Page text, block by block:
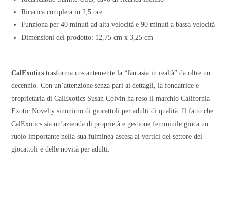
Ricarica completa in 2,5 ore
Funziona per 40 minuti ad alta velocità e 90 minuti a bassa velocità
Dimensioni del prodotto: 12,75 cm x 3,25 cm
CalExotics trasforma costantemente la “fantasia in realtà” da oltre un
decennio. Con un’attenzione senza pari ai dettagli, la fondatrice e
proprietaria di CalExotics Susan Colvin ha reso il marchio California
Exotic Novelty sinonimo di giocattoli per adulti di qualità. Il fatto che
CalExotics sia un’azienda di proprietà e gestione femminile gioca un
ruolo importante nella sua fulminea ascesa ai vertici del settore dei
giocattoli e delle novità per adulti.